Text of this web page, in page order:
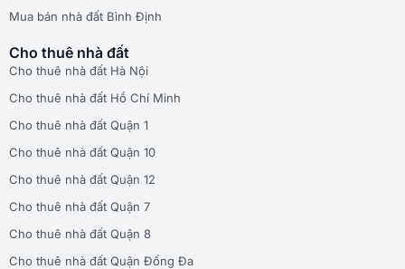
Mua bán nhà đất Bình Định
Cho thuê nhà đất
Cho thuê nhà đất Hà Nội
Cho thuê nhà đất Hồ Chí Minh
Cho thuê nhà đất Quận 1
Cho thuê nhà đất Quận 10
Cho thuê nhà đất Quận 12
Cho thuê nhà đất Quận 7
Cho thuê nhà đất Quận 8
Cho thuê nhà đất Quận Đống Đa